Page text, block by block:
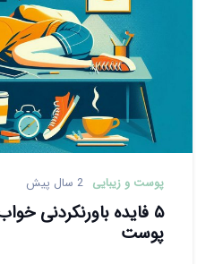
پوست و زیبایی 2 سال پیش
۵ فایده باورنکردنی
پوست